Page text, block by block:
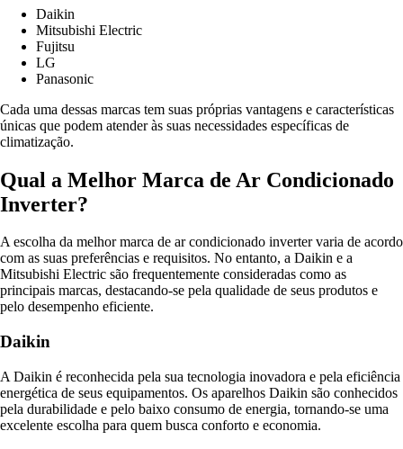
Daikin
Mitsubishi Electric
Fujitsu
LG
Panasonic
Cada uma dessas marcas tem suas próprias vantagens e características
únicas que podem atender às suas necessidades específicas de
climatização.
Qual a Melhor Marca de Ar Condicionado
Inverter?
A escolha da melhor marca de ar condicionado inverter varia de acordo
com as suas preferências e requisitos. No entanto, a Daikin e a
Mitsubishi Electric são frequentemente consideradas como as
principais marcas, destacando-se pela qualidade de seus produtos e
pelo desempenho eficiente.
Daikin
A Daikin é reconhecida pela sua tecnologia inovadora e pela eficiência
energética de seus equipamentos. Os aparelhos Daikin são conhecidos
pela durabilidade e pelo baixo consumo de energia, tornando-se uma
excelente escolha para quem busca conforto e economia.